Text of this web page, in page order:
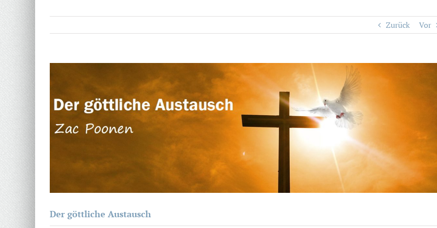
Zurück Vor
grösseres
Der göttliche Austausch